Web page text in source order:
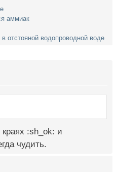
аммиак
отстояной водопроводной воде
:sh_ok: и
чудить.